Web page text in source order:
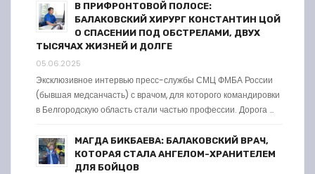
В ПРИФРОНТОВОЙ ПОЛОСЕ:
БАЛАКОВСКИЙ ХИРУРГ КОНСТАНТИН ЦОЙ
О СПАСЕНИИ ПОД ОБСТРЕЛАМИ, ДВУХ
ТЫСЯЧАХ ЖИЗНЕЙ И ДОЛГЕ
05.06.2025
Эксклюзивное интервью пресс-службы СМЦ ФМБА России
(бывшая медсанчасть) с врачом, для которого командировки
в Белгородскую область стали частью профессии. Дорога …
МАГДА БИКБАЕВА: БАЛАКОВСКИЙ ВРАЧ,
КОТОРАЯ СТАЛА АНГЕЛОМ-ХРАНИТЕЛЕМ
ДЛЯ БОЙЦОВ